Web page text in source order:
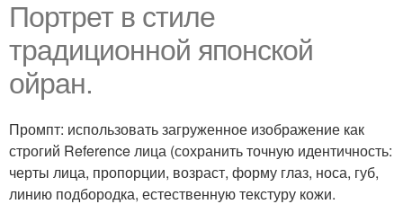
Портрет в стиле
традиционной японской
ойран.
Промпт: использовать загруженное изображение как
строгий Reference лица (сохранить точную идентичность:
черты лица, пропорции, возраст, форму глаз, носа, губ,
линию подбородка, естественную текстуру кожи.